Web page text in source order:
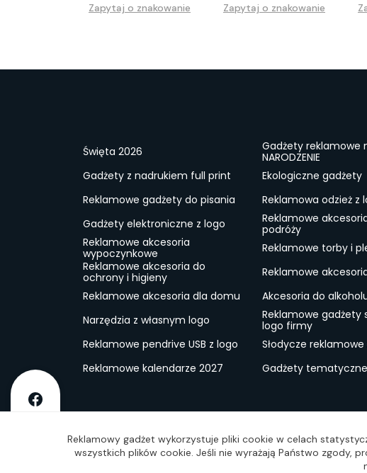
Zapytaj o znakowanie
Zapytaj o znakowanie
Święta 2026
Gadżety reklamowe
NARODZENIE
Gadżety z nadrukiem full print
Ekologiczne gadżety
Reklamowe gadżety do pisania
Reklamowa odzież z
Gadżety elektroniczne z logo
Reklamowe
podróży
Reklamowe akcesoria
wypoczynkowe
Reklamowe torby i
Reklamowe akcesoria do
ochrony i higieny
Reklamowe
Reklamowe akcesoria dla domu
Akcesoria do
Narzędzia z własnym logo
Reklamowe gadżety
logo firmy
Reklamowe pendrive USB z logo
Słodycze reklamowe
Reklamowe kalendarze 2027
Gadżety tematyczne
Reklamowy gadżet wykorzystuje pliki cookie w celach
wszystkich plików cookie. Jeśli nie wyrażają Państwo zgody,